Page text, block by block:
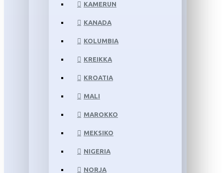
KAMERUN
KANADA
KOLUMBIA
KREIKKA
KROATIA
MALI
MAROKKO
MEKSIKO
NIGERIA
NORJA